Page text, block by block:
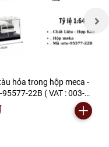
hỏa trong hộp meca -
95577-22B ( VAT : 003-
T2-S6